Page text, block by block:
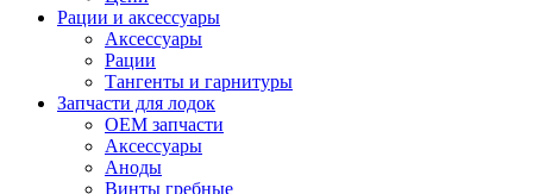
Рации и аксессуары
Аксессуары
Рации
Тангенты и гарнитуры
Запчасти для лодок
OEM запчасти
Аксессуары
Аноды
Винты гребные